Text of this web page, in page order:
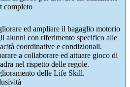
completo
ed ampliare il bagaglio motorio
alunni con riferimento specifico alle
coordinative e condizionali.
a collaborare ed attuare gioco di
nel rispetto delle regole.
delle Life Skill.